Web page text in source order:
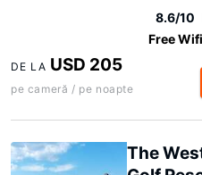
8.6/10
Free Wifi
DE LA USD 205
pe cameră / pe noapte
The